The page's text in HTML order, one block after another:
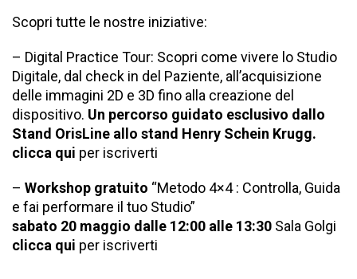
Scopri tutte le nostre iniziative:
– Digital Practice Tour: Scopri come vivere lo Studio
Digitale, dal check in del Paziente, all’acquisizione
delle immagini 2D e 3D fino alla creazione del
dispositivo. Un percorso guidato esclusivo dallo
Stand OrisLine allo stand Henry Schein Krugg.
clicca qui per iscriverti
– Workshop gratuito “Metodo 4×4 : Controlla, Guida
e fai performare il tuo Studio”
sabato 20 maggio dalle 12:00 alle 13:30 Sala Golgi
clicca qui per iscriverti